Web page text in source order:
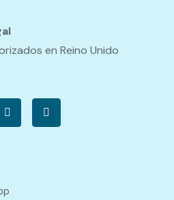
en Reino Unido